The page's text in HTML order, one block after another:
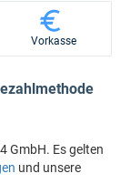
Vorkasse
GmbH. Es gelten
und unsere